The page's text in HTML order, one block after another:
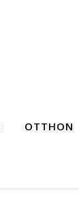
OTTHON